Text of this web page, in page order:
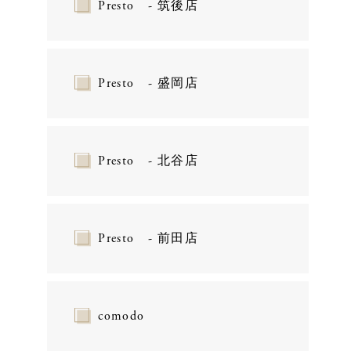
Presto - 筑後店
Presto - 盛岡店
Presto - 北谷店
Presto - 前田店
comodo